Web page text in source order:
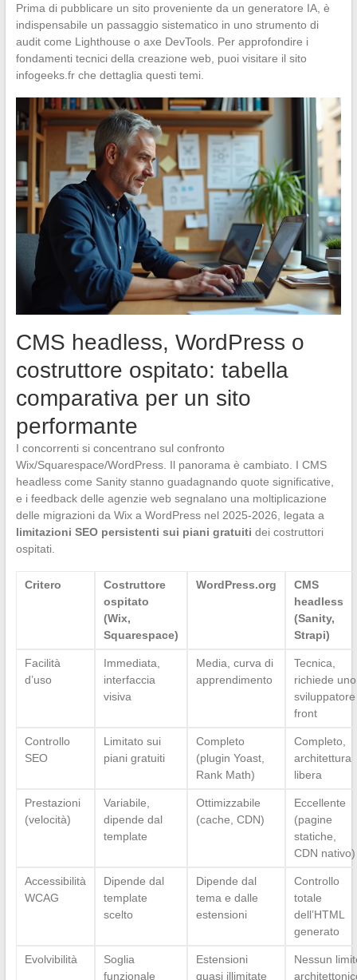
Prima di pubblicare un sito proveniente da un generatore IA, è
indispensabile un passaggio sistematico in uno strumento di
audit come Lighthouse o axe DevTools. Per approfondire i
fondamenti tecnici della creazione web, puoi visitare il sito
infogeeks.fr che dettaglia questi temi.
CMS headless, WordPress o
costruttore ospitato: tabella
comparativa per un sito
performante
I concorrenti si concentrano sul confronto
Wix/Squarespace/WordPress. Il panorama è cambiato. I CMS
headless come Sanity stanno guadagnando quote significative,
e i feedback delle agenzie web segnalano una moltiplicazione
delle migrazioni da Wix a WordPress nel 2025-2026, legata a
limitazioni SEO persistenti sui piani gratuiti dei costruttori
ospitati.
Critero
Costruttore
ospitato
(Wix,
Squarespace)
WordPress.org
CMS
headless
(Sanity,
Strapi)
Facilità
d’uso
Immediata,
interfaccia
visiva
Media, curva di
apprendimento
Tecnica,
richiede uno
sviluppatore
front
Controllo
SEO
Limitato sui
piani gratuiti
Completo
(plugin Yoast,
Rank Math)
Completo,
architettura
libera
Prestazioni
(velocità)
Variabile,
dipende dal
template
Ottimizzabile
(cache, CDN)
Eccellente
(pagine
statiche,
CDN nativo)
Accessibilità
WCAG
Dipende dal
template
scelto
Dipende dal
tema e dalle
estensioni
Controllo
totale
dell’HTML
generato
Evolvibilità
Soglia
funzionale
Estensioni
quasi illimitate
Nessun